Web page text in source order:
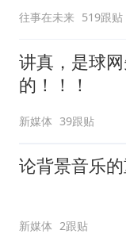
往事在未来 519跟贴
讲真，是球
的！！！
新媒体 39跟贴
论背景音乐的
新媒体 2跟贴